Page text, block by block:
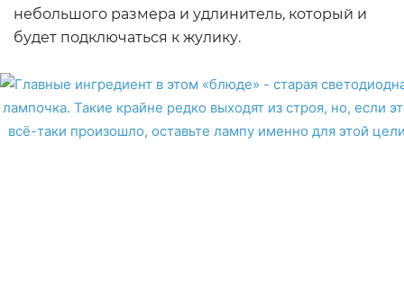
небольшого размера и удлинитель, который и
будет подключаться к жулику.